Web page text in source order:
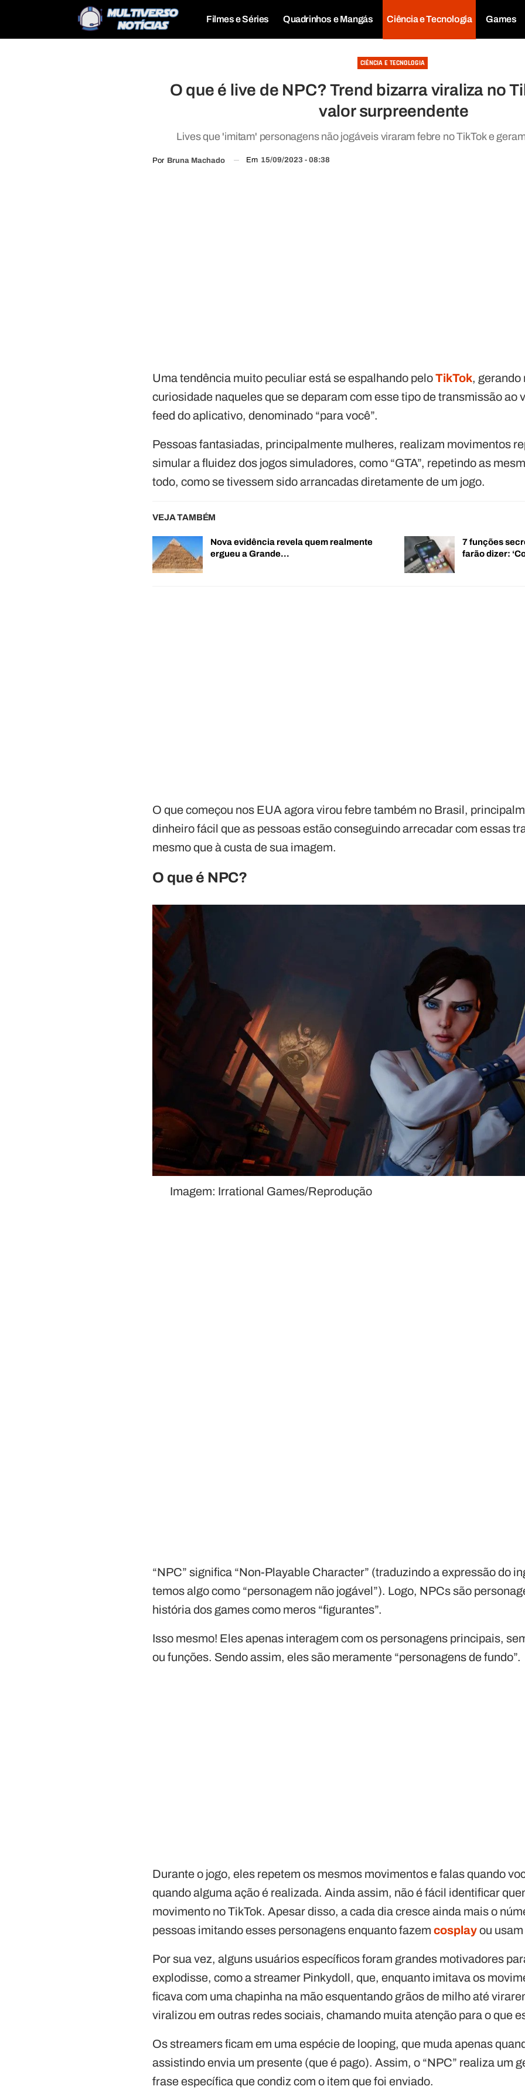
Filmes e Séries Quadrinhos e Mangás Ciência e Tecnologia Games
CIÊNCIA E TECNOLOGIA
O que é live de NPC? Trend bizarra viraliza no
valor surpreendente
Lives que 'imitam' personagens não jogáveis viraram febre no TikTok e
Por Bruna Machado Em 15/09/2023 - 08:38
Uma tendência muito peculiar está se espalhando peloTikTok, gerando
curiosidade naqueles que se deparam com esse tipo de transmissão ao
feed do aplicativo, denominado “para você”.
Pessoas fantasiadas, principalmente mulheres, realizam movimentos
simular a fluidez dos jogos simuladores, como “GTA”, repetindo as
todo, como se tivessem sido arrancadas diretamente de um jogo.
VEJA TAMBÉM
Nova evidência revela quem realmente
ergueu a Grande…
7 funções
farão dizer:
O que começou nos EUA agora virou febre também no Brasil,
dinheiro fácil que as pessoas estão conseguindo arrecadar com essas
mesmo que à custa de sua imagem.
O que é NPC?
Imagem: Irrational Games/Reprodução
“NPC” significa “Non-Playable Character” (traduzindo a expressão do
temos algo como “personagem não jogável”). Logo, NPCs são
história dos games como meros “figurantes”.
Isso mesmo! Eles apenas interagem com os personagens principais,
ou funções. Sendo assim, eles são meramente “personagens de fundo”.
Durante o jogo, eles repetem os mesmos movimentos e falas quando
quando alguma ação é realizada. Ainda assim, não é fácil identificar
movimento no TikTok. Apesar disso, a cada dia cresce ainda mais o
pessoas imitando esses personagens enquanto fazemcosplayou
Por sua vez, alguns usuários específicos foram grandes motivadores
explodisse, como a streamer Pinkydoll, que, enquanto imitava os
ficava com uma chapinha na mão esquentando grãos de milho até
viralizou em outras redes sociais, chamando muita atenção para o que
Os streamers ficam em uma espécie de looping, que muda apenas
assistindo envia um presente (que é pago). Assim, o “NPC” realiza um
frase específica que condiz com o item que foi enviado.